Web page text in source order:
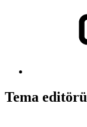
Tema editörü